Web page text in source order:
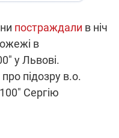
постраждали в ніч
в
у Львові.
підозру в.о.
Сергію